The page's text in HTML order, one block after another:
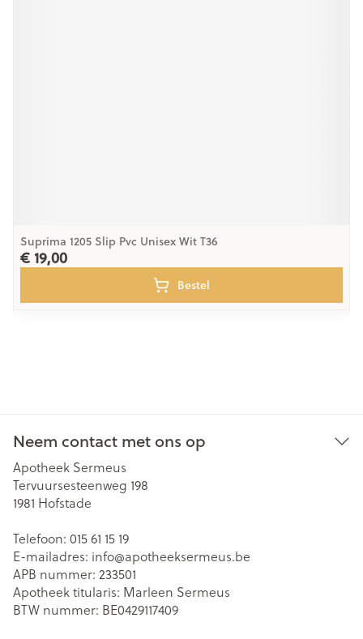
Suprima 1205 Slip Pvc Unisex Wit T36
€ 19,00
Bestel
Neem contact met ons op
Apotheek Sermeus
Tervuursesteenweg 198
1981 Hofstade
Telefoon: 015 61 15 19
E-mailadres: info@apotheeksermeus.be
APB nummer: 233501
Apotheek titularis: Marleen Sermeus
BTW nummer: BE0429117409